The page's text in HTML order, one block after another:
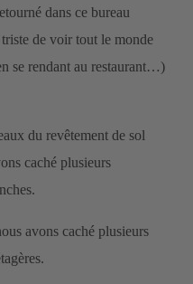
dans ce bureau
de voir tout le monde
se rendant au restaurant…)
du revêtement de sol
caché plusieurs
avons caché plusieurs